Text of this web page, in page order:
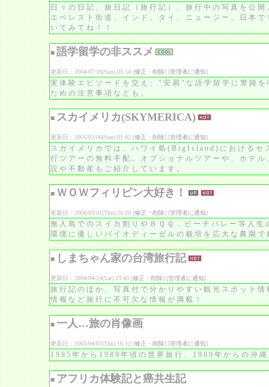
日々の日記、旅日記（旅行記）、旅行中の写真を公
エベレスト街道、インド、タイ、ニュージー、日本
いてみてね！！
■ 語学留学の非ススメ
更新日：2004/07/18(Sun) 01:54 [修正・削除] [管理者に通知]
実体験エピソードを交え、"安易"な語学留学に警鐘
ための注意事項なども。
■ スカイメリカ(SKYMERICA)
更新日：2005/02/06(Sun) 01:42 [修正・削除] [管理者に通知]
スカイメリカでは、ハワイ島(BigIsland)におけるセ
行ツアーの無料手配。オプショナルツアーや、ホテ
設や不動産もご紹介しています。
■ ＷＯＷフィリピン大好き！
更新日：2008/05/01(Thu) 20:20 [修正・削除] [管理者に通知]
無人島でのスイカ割りやＢＱＱ．ビーチバレー等人
環境に優しいバイオディーゼルの栽培を広大な農園で
■ しまちゃん家の台湾旅行記
更新日：2004/04/24(Sat) 23:43 [修正・削除] [管理者に通知]
旅行記のほか、写真付で分かりやすい観光スポット
情報など旅行に不可欠な情報が満載！
■ 一人…旅の肖像画
更新日：2005/04/07(Thu) 16:12 [修正・削除] [管理者に通知]
1985年から1989年頃の世界旅行、1989年からの沖
■ アフリカ体験記と癌共生記